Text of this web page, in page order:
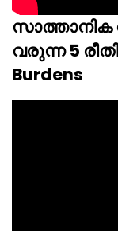
സാത്താനിക
വരുന്ന 5
Burdens